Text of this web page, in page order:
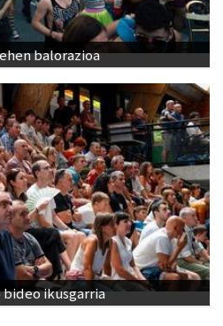
balorazioa
ikusgarria